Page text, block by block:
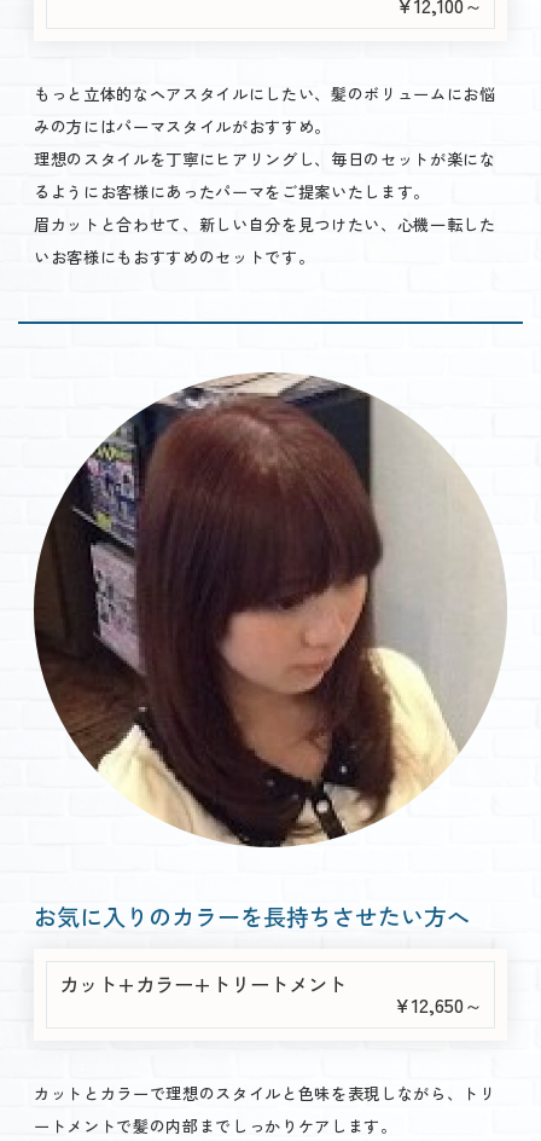
もっと立体的なヘアスタイルにしたい、髪のボリュームにお悩
みの方にはパーマスタイルがおすすめ。
理想のスタイルを丁寧にヒアリングし、毎日のセットが楽にな
るようにお客様にあったパーマをご提案いたします。
眉カットと合わせて、新しい自分を見つけたい、心機一転した
いお客様にもおすすめのセットです。
お気に入りのカラーを長持ちさせたい方へ
カット+カラー+トリートメント
￥12,650～
カットとカラーで理想のスタイルと色味を表現しながら、トリ
ートメントで髪の内部までしっかりケアします。